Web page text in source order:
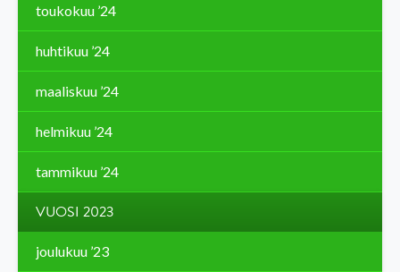
toukokuu ’24
huhtikuu ’24
maaliskuu ’24
helmikuu ’24
tammikuu ’24
VUOSI 2023
joulukuu ’23